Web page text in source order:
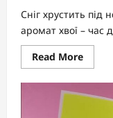
Сніг хрустить під
аромат хвої – час
Read MoreRead
more
Як